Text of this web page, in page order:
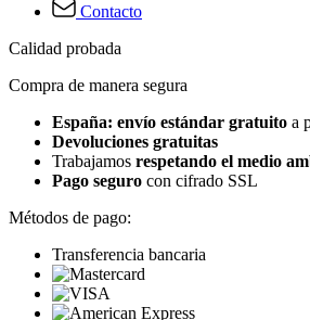
Contacto
Calidad probada
Compra de manera segura
España: envío estándar gratuito a
Devoluciones gratuitas
Trabajamos respetando el medio
Pago seguro con cifrado SSL
Métodos de pago:
Transferencia bancaria